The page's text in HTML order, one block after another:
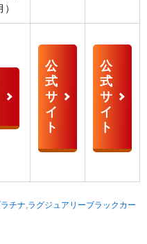
公
式
サ
イ
ト
公
式
サ
イ
ト
チナ ラグジュアリーブラックカー